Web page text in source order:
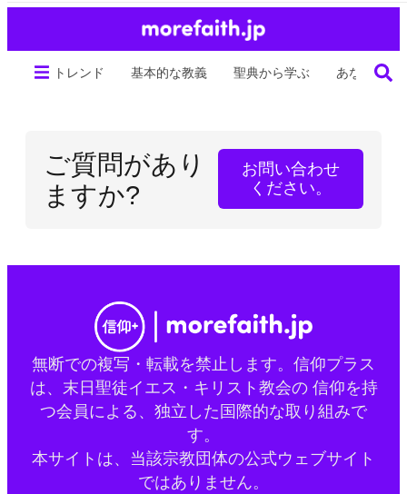
トレンド 基本的な教義 聖典から学ぶ あなたの生
ご質問があり
ますか?
お問い合わせ
ください。
無断での複写・転載を禁止します。信仰プラス
は、末日聖徒イエス・キリスト教会の 信仰を持
つ会員による、独立した国際的な取り組みで
す。
本サイトは、当該宗教団体の公式ウェブサイト
ではありません。